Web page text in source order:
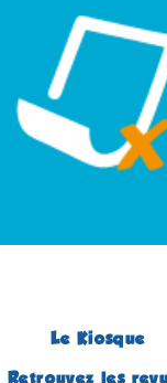
ANGLES-SUR-L
´ANGLIN
(Vienne - France)
du 14 au 16 août
Plus d'informations
Le Kiosque
Retrouvez les